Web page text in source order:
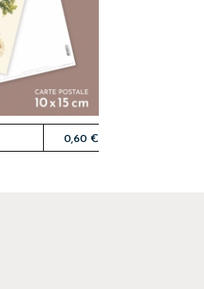
PANIER 0,60 €